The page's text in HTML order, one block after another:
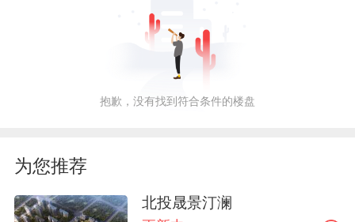
抱歉，没有找到符合条件的楼盘
为您推荐
北投晟景汀澜